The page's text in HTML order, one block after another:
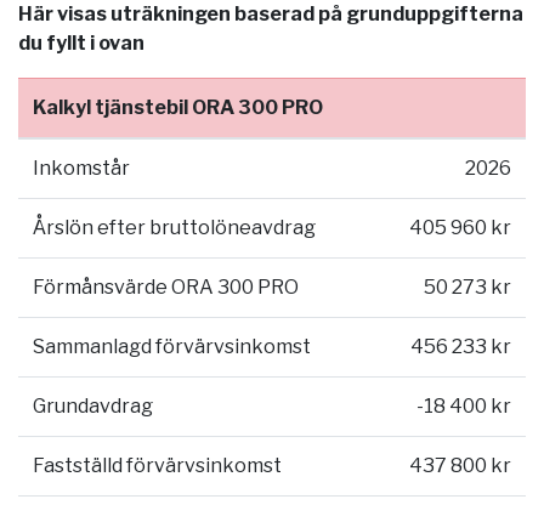
Här visas uträkningen baserad på grunduppgifterna
du fyllt i ovan
Kalkyl tjänstebil ORA 300 PRO
Inkomstår 2026
Årslön efter bruttolöneavdrag 405 960 kr
Förmånsvärde ORA 300 PRO 50 273 kr
Sammanlagd förvärvsinkomst 456 233 kr
Grundavdrag -18 400 kr
Fastställd förvärvsinkomst 437 800 kr